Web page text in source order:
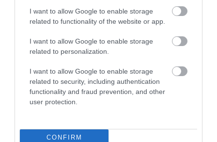
I want to allow Google to enable storage
related to functionality of the website or app.
I want to allow Google to enable storage
related to personalization.
I want to allow Google to enable storage
related to security, including authentication
functionality and fraud prevention, and other
user protection.
CONFIRM
Egy szállodába érkezve sokan elsősorban
az ágy vagy a fürdőszoba tisztaságára
figyelnek, pedig a legkoszosabb felületet
legproblémásabb pontja éppen az, amit
2026. MÁJUS 21. ● HAMU ÉS GYÉMÁNT
Szinte minden vendég
használja, pedig ez lehet a
hotel…